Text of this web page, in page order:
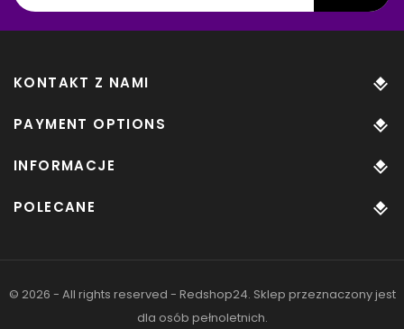
KONTAKT Z NAMI
PAYMENT OPTIONS
INFORMACJE
POLECANE
© 2026 - All rights reserved - Redshop24. Sklep przeznaczony jest
dla osób pełnoletnich.